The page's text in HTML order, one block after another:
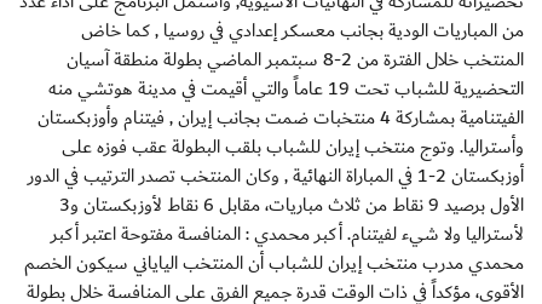
من المباريات الودية بجانب معسكر إعدادي في روسيا , كما خاض
المنتخب خلال الفترة من 2-8 سبتمبر الماضي بطولة منطقة آسيان
التحضيرية للشباب تحت 19 عاماً والتي أقيمت في مدينة هوتشي منه
الفيتنامية بمشاركة 4 منتخبات ضمت بجانب إيران , فيتنام وأوزبكستان
وأستراليا. وتوج منتخب إيران للشباب بلقب البطولة عقب فوزه على
أوزبكستان 2-1 في المباراة النهائية , وكان المنتخب تصدر الترتيب في الدور
الأول برصيد 9 نقاط من ثلاث مباريات، مقابل 6 نقاط لأوزبكستان و3
لأستراليا ولا شيء لفيتنام. أكبر محمدي : المنافسة مفتوحة اعتبر أكبر
محمدي مدرب منتخب إيران للشباب أن المنتخب الياياني سيكون الخصم
الأقوى، مؤكداً في ذات الوقت قدرة جميع الفرق على المنافسة خلال بطولة